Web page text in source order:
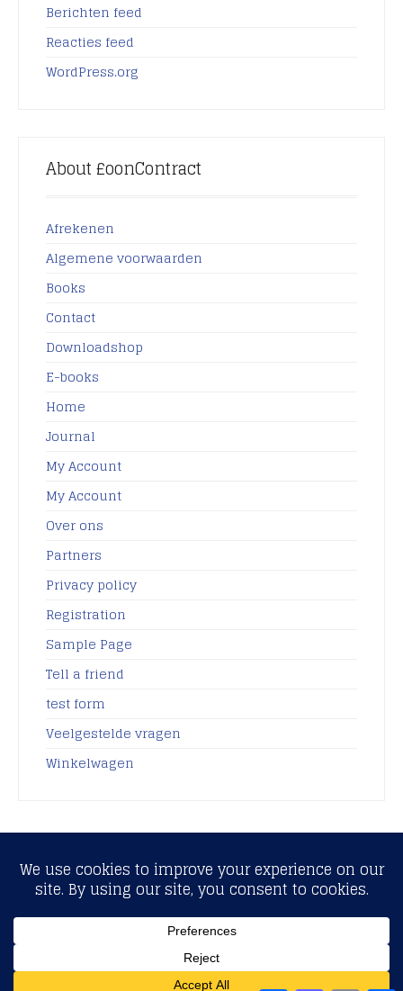
Berichten feed
Reacties feed
WordPress.org
About £oonContract
Afrekenen
Algemene voorwaarden
Books
Contact
Downloadshop
E-books
Home
Journal
My Account
My Account
Over ons
Partners
Privacy policy
Registration
Sample Page
Tell a friend
test form
Veelgestelde vragen
Winkelwagen
Copyright © 2017 - Fiscaalcontract.nl